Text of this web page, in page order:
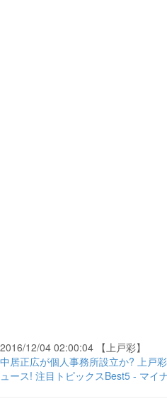
2016/12/04 02:00:04 【上戸彩】
中居正広が個人事務所設立か? 上戸
ュース! 注目トピックスBest5 - マイ